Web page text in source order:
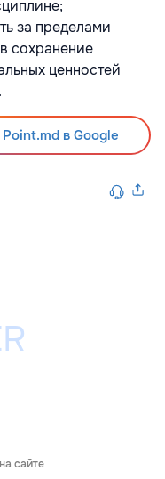
за пределами
сохранение
ценностей
в Google
сайте